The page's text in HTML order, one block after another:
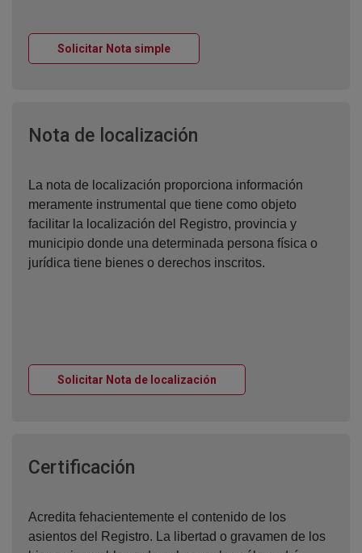
Solicitar Nota simpleVentana nueva
Nota de localización
La nota de localización proporciona información
meramente instrumental que tiene como objeto
facilitar la localización del Registro, provincia y
municipio donde una determinada persona física o
jurídica tiene bienes o derechos inscritos.
Solicitar Nota de localización
Certificación
Acredita fehacientemente el contenido de los
asientos del Registro. La libertad o gravamen de los